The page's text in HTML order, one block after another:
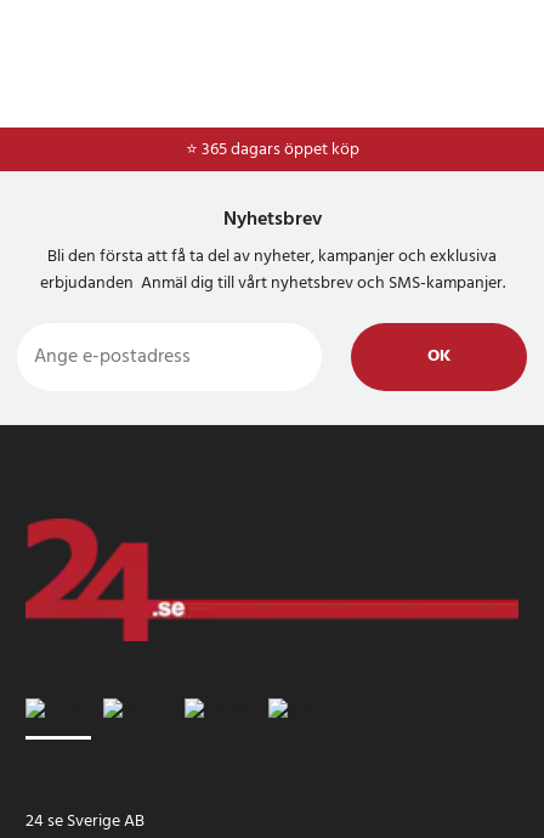
⭐ 365 dagars öppet köp
⭐Frakt 49kr *
Nyhetsbrev
Bli den första att få ta del av nyheter, kampanjer och exklusiva
erbjudanden Anmäl dig till vårt nyhetsbrev och SMS-kampanjer.
OK
24 se Sverige AB